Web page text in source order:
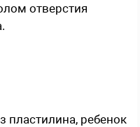
отверстия
пластилина, ребенок